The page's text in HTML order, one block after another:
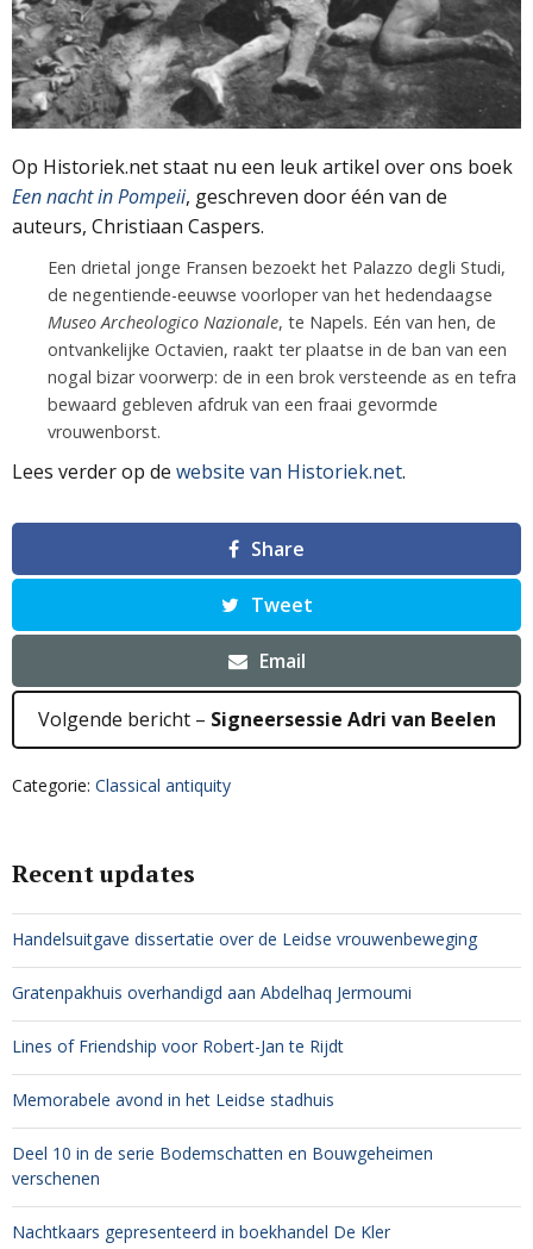
Op Historiek.net staat nu een leuk artikel over ons boek
Een nacht in Pompeii, geschreven door één van de
auteurs, Christiaan Caspers.
Een drietal jonge Fransen bezoekt het Palazzo degli Studi,
de negentiende-eeuwse voorloper van het hedendaagse
Museo Archeologico Nazionale, te Napels. Eén van hen, de
ontvankelijke Octavien, raakt ter plaatse in de ban van een
nogal bizar voorwerp: de in een brok versteende as en tefra
bewaard gebleven afdruk van een fraai gevormde
vrouwenborst.
Lees verder op de website van Historiek.net.
Share
Tweet
Email
Volgende bericht – Signeersessie Adri van Beelen
Categorie: Classical antiquity
Recent updates
Handelsuitgave dissertatie over de Leidse vrouwenbeweging
Gratenpakhuis overhandigd aan Abdelhaq Jermoumi
Lines of Friendship voor Robert-Jan te Rijdt
Memorabele avond in het Leidse stadhuis
Deel 10 in de serie Bodemschatten en Bouwgeheimen
verschenen
Nachtkaars gepresenteerd in boekhandel De Kler